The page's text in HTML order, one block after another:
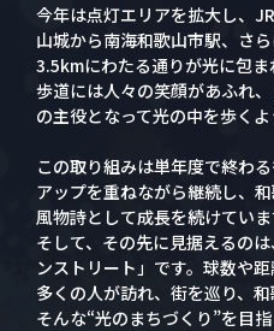
今年は点灯エリアを拡大し、
山城から南海和歌山市駅、さ
3.5kmにわたる通りが光に包ま
歩道には人々の笑顔があふれ
の主役となって光の中を歩くよ
この取り組みは単年度で終わ
アップを重ねながら継続し、
風物詩として成長を続けていま
そして、その先に見据えるの
ンストリート」です。球数や
多くの人が訪れ、街を巡り、
そんな“光のまちづくり”を目指